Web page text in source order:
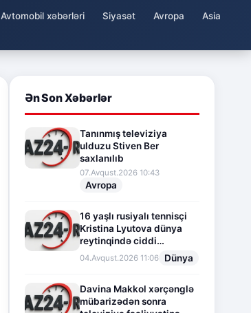
Avtomobil xəbərləri Siyasət Avropa
Asia
Ən Son Xəbərlər
Tanınmış televiziya
ulduzu Stiven Ber
saxlanılıb
07.Avqust.2026 10:43
Avropa
16 yaşlı rusiyalı tennisçi
Kristina Lyutova dünya
reytinqində ciddi
irəliləyişə imza atdı
04.Avqust.2026 11:06 Dünya
Davina Makkol xərçənglə
mübarizədən sonra